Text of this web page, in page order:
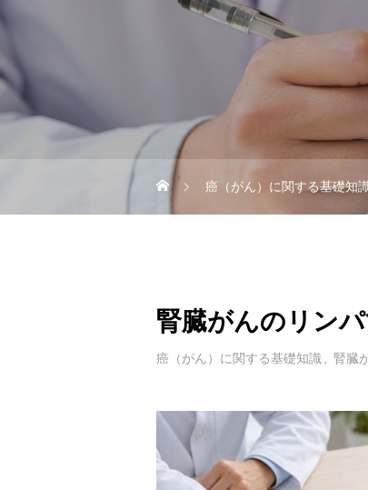
癌（がん）に関する基礎知
腎臓がんのリン
癌（がん）に関する基礎知識 腎臓